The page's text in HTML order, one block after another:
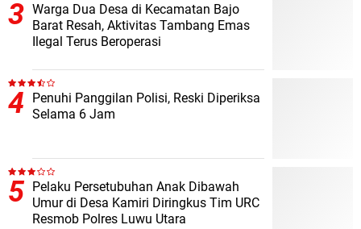
Warga Dua Desa di Kecamatan Bajo
Barat Resah, Aktivitas Tambang Emas
Ilegal Terus Beroperasi
Penuhi Panggilan Polisi, Reski Diperiksa
Selama 6 Jam
Pelaku Persetubuhan Anak Dibawah
Umur di Desa Kamiri Diringkus Tim URC
Resmob Polres Luwu Utara